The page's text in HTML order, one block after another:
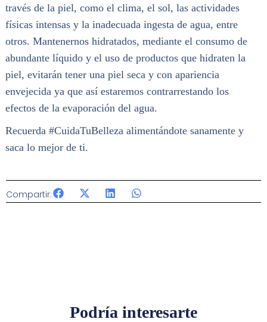
través de la piel, como el clima, el sol, las actividades
físicas intensas y la inadecuada ingesta de agua, entre
otros. Mantenernos hidratados, mediante el consumo de
abundante líquido y el uso de productos que hidraten la
piel, evitarán tener una piel seca y con apariencia
envejecida ya que así estaremos contrarrestando los
efectos de la evaporación del agua.
Recuerda #CuidaTuBelleza alimentándote sanamente y
saca lo mejor de ti.
Compartir:
Podría interesarte